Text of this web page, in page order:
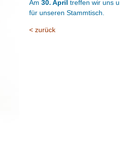
Am 30. April treffen wir uns
für unseren Stammtisch.
< zurück